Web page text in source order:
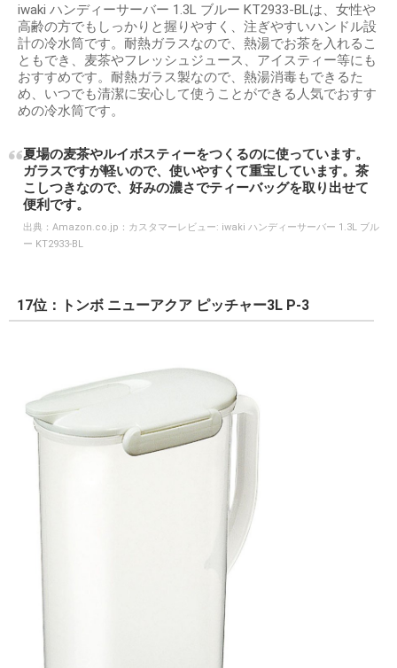
iwaki ハンディーサーバー 1.3L ブルー KT2933-BLは、女性や
高齢の方でもしっかりと握りやすく、注ぎやすいハンドル設
計の冷水筒です。耐熱ガラスなので、熱湯でお茶を入れるこ
ともでき、麦茶やフレッシュジュース、アイスティー等にも
おすすめです。耐熱ガラス製なので、熱湯消毒もできるた
め、いつでも清潔に安心して使うことができる人気でおすす
めの冷水筒です。
夏場の麦茶やルイボスティーをつくるのに使っています。
ガラスですが軽いので、使いやすくて重宝しています。茶
こしつきなので、好みの濃さでティーバッグを取り出せて
便利です。
出典： Amazon.co.jp：カスタマーレビュー: iwaki ハンディーサーバー 1.3L ブル
ー KT2933-BL
17位：トンボ ニューアクア ピッチャー3L P-3